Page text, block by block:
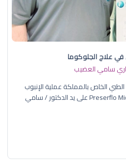
في علاج الجلوكوما
سامي العضيب
الخاص بالمملكة عملية الإنبوب
المجهري "بريسرفلو" Preserflo Microshunt على يد الدكتور / سامي